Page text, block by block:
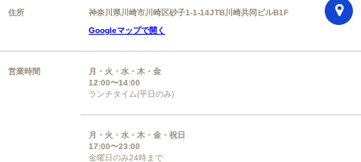
住所
神奈川県川崎市川崎区砂子1-1-14JTB川崎共同ビルB1F
Googleマップで開く
営業時間
月・火・水・木・金
12:00〜14:00
ランチタイム(平日のみ)
月・火・水・木・金・祝日
17:00〜23:00
金曜日のみ24時まで